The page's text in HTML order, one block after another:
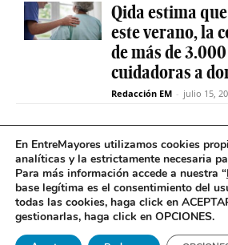
Qida estima
este verano, la
de más de
cuidadoras a
Redacción EM - julio 15,
La sociedad de
Axis invertirá
millones en
acelerar su
INVERSIONES Redacción
En EntreMayores utilizamos cookies
analíticas y la estrictamente necesaria
Para más información accede a nuestra “
base legítima es el consentimiento del
todas las cookies, haga click en
gestionarlas, haga click en OPCIONES.